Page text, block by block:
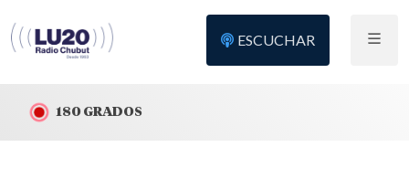
ESCUCHAR
180 GRADOS